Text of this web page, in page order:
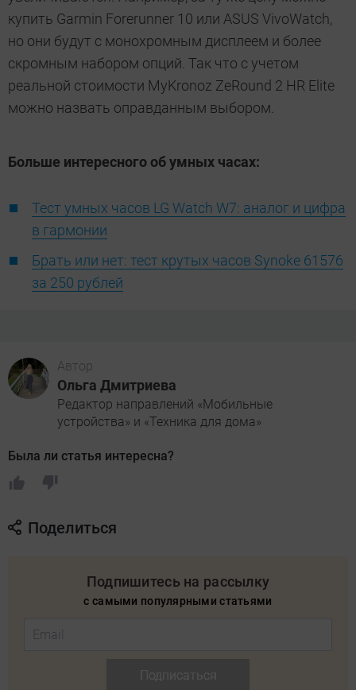
купить Garmin Forerunner 10 или ASUS VivoWatch,
но они будут с монохромным дисплеем и более
скромным набором опций. Так что с учетом
реальной стоимости MyKronoz ZeRound 2 HR Elite
можно назвать оправданным выбором.
Больше интересного об умных часах:
Тест умных часов LG Watch W7: аналог и цифра
в гармонии
Брать или нет: тест крутых часов Synoke 61576
за 250 рублей
Автор
Ольга Дмитриева
Редактор направлений «Мобильные
устройства» и «Техника для дома»
Была ли статья интересна?
Поделиться
Подпишитесь на рассылку
с самыми популярными статьями